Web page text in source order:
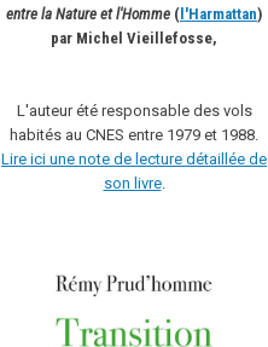
entre la Nature et l'Homme (l'Harmattan)
par Michel Vieillefosse,
L'auteur été responsable des vols
habités au CNES entre 1979 et 1988.
Lire ici une note de lecture détaillée de
son livre.